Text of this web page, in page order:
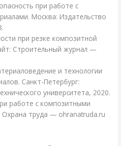
при работе с
Москва: Издательство
при резке композитной
Строительный журнал —
и технологии
Санкт-Петербург:
университета, 2020.
работе с композитными
труда — ohranatruda.ru